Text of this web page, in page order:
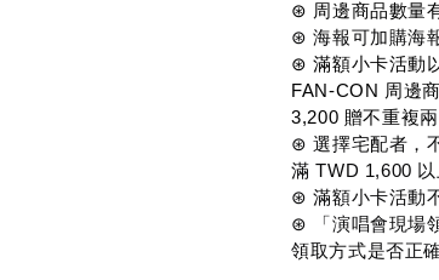
⊛ 周邊商品數量
⊛ 海報可加購海
⊛ 滿額小卡活動
FAN-CON 周邊
3,200 贈不重複
⊛ 選擇宅配者，
滿 TWD 1,600
⊛ 滿額小卡活動
⊛ 「演唱會現場
領取方式是否正